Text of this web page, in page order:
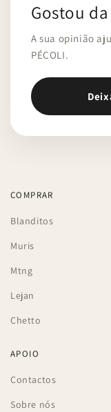
Gostou
A sua opinião
PÉCOLI.
COMPRAR
Blanditos
Muris
Mtng
Lejan
Chetto
APOIO
Contactos
Sobre nós